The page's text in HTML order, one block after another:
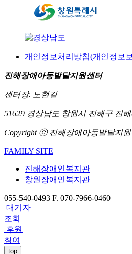
개인정보처리방침(개인정보
진해장애아동발달지원센터
센터장. 노현길
51629 경상남도 창원시 진해구 진해
Copyright ⓒ 진해장애아동발달지원
FAMILY SITE
진해장애인복지관
창원장애인복지관
055-540-0493 F. 070-7966-0460
대기자
조회
후원
참여
top